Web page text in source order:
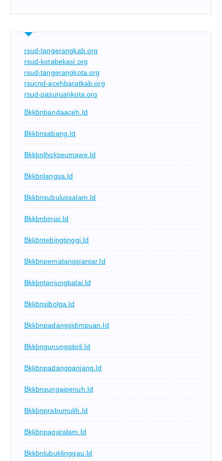
rsud-tangerangkab.org
rsud-kotabekasi.org
rsud-tangerangkota.org
rsucnd-acehbaratkab.org
rsud-pasuruankota.org
Bkkbnbandaaceh.id
Bkkbnsabang.id
Bkkbnlhokseumawe.id
Bkkbnlangsa.id
Bkkbnsubulussalam.id
Bkkbnbinjai.id
Bkkbntebingtinggi.id
Bkkbnpematangsiantar.id
Bkkbntanjungbalai.id
Bkkbnsibolga.id
Bkkbnpadangsidimpuan.id
Bkkbngunungsitoli.id
Bkkbnpadangpanjang.id
Bkkbnsungaipenuh.id
Bkkbnprabumulih.id
Bkkbnpagaralam.id
Bkkbnlubuklinggau.id